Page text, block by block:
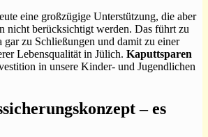
eine großzügige Unterstützung, die aber
nicht berücksichtigt werden. Das führt zu
gar zu Schließungen und damit zu einer
Lebensqualität in Jülich. Kaputtsparen
in unsere Kinder- und Jugendlichen
– es